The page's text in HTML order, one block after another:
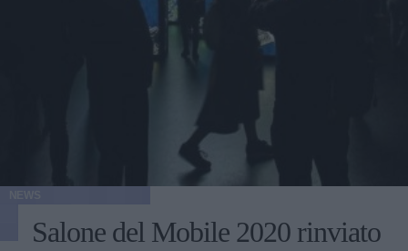
Salone del Mobile 2020 rinviato